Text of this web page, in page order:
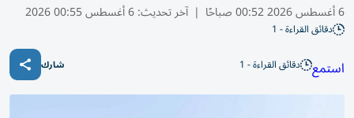
6 أغسطس 2026 00:52 صباحًا | آخر تحديث:6 أغسطس 00:55 2026
دقائق القراءة - 1
استمع دقائق القراءة - 1 شارك